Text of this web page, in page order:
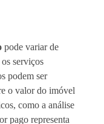
pode variar de
serviços
podem ser
o valor do imóvel
como a análise
pago representa